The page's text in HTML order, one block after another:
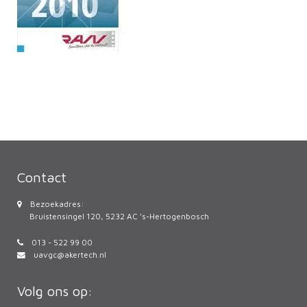
Contact
Bezoekadres:
Bruistensingel 120, 5232 AC ’s-Hertogenbosch
013 - 522 99 00
uavgc@akertech.nl
Volg ons op: